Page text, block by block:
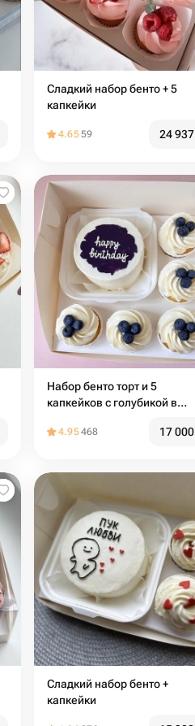
Сладкий набор бенто + 5
капкейки
4.6559 24 937
Набор бенто торт и 5
капкейков с голубикой в
4.95468 17 000
Сладкий набор бенто +
капкейки